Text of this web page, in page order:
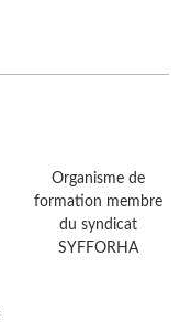
Organisme de
formation membre
du syndicat
SYFFORHA